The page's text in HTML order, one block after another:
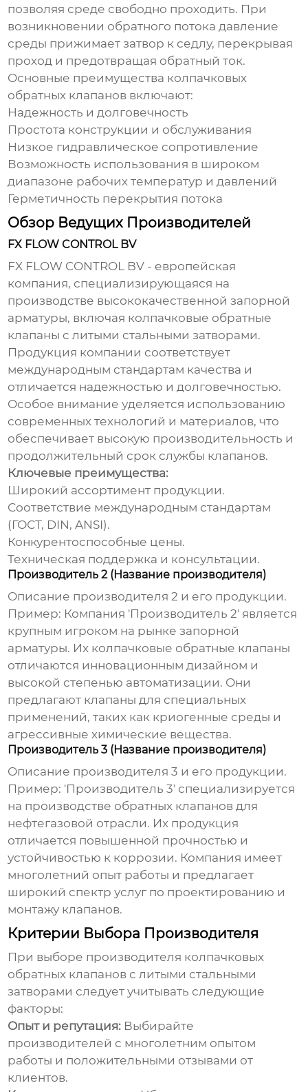
позволяя среде свободно проходить. При
возникновении обратного потока давление
среды прижимает затвор к седлу, перекрывая
проход и предотвращая обратный ток.
Основные преимущества колпачковых
обратных клапанов включают:
Надежность и долговечность
Простота конструкции и обслуживания
Низкое гидравлическое сопротивление
Возможность использования в широком
диапазоне рабочих температур и давлений
Герметичность перекрытия потока
Обзор Ведущих Производителей
FX FLOW CONTROL BV
FX FLOW CONTROL BV - европейская
компания, специализирующаяся на
производстве высококачественной запорной
арматуры, включая колпачковые обратные
клапаны с литыми стальными затворами.
Продукция компании соответствует
международным стандартам качества и
отличается надежностью и долговечностью.
Особое внимание уделяется использованию
современных технологий и материалов, что
обеспечивает высокую производительность и
продолжительный срок службы клапанов.
Ключевые преимущества:
Широкий ассортимент продукции.
Соответствие международным стандартам
(ГОСТ, DIN, ANSI).
Конкурентоспособные цены.
Техническая поддержка и консультации.
Производитель 2 (Название производителя)
Описание производителя 2 и его продукции.
Пример: Компания 'Производитель 2' является
крупным игроком на рынке запорной
арматуры. Их колпачковые обратные клапаны
отличаются инновационным дизайном и
высокой степенью автоматизации. Они
предлагают клапаны для специальных
применений, таких как криогенные среды и
агрессивные химические вещества.
Производитель 3 (Название производителя)
Описание производителя 3 и его продукции.
Пример: 'Производитель 3' специализируется
на производстве обратных клапанов для
нефтегазовой отрасли. Их продукция
отличается повышенной прочностью и
устойчивостью к коррозии. Компания имеет
многолетний опыт работы и предлагает
широкий спектр услуг по проектированию и
монтажу клапанов.
Критерии Выбора Производителя
При выборе производителя колпачковых
обратных клапанов с литыми стальными
затворами следует учитывать следующие
факторы:
Опыт и репутация: Выбирайте
производителей с многолетним опытом
работы и положительными отзывами от
клиентов.